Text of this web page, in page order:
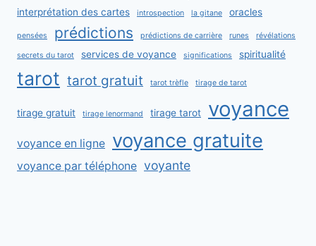
interprétation des cartes introspection la gitane oracles
pensées prédictions prédictions de carrière runes révélations
secrets du tarot services de voyance significations spiritualité
tarot tarot gratuit tarot trèfle tirage de tarot
tirage gratuit tirage lenormand tirage tarot voyance
voyance en ligne voyance gratuite
voyance par téléphone voyante